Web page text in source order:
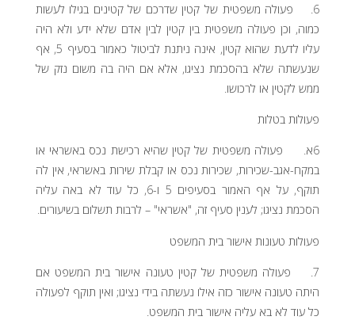
6. פעולה משפטית של קטין שדרכם של קטינים בגילו לעשות
כמוה, וכן פעולה משפטית בין קטין לבין אדם שלא ידע ולא היה
עליו לדעת שהוא קטין, אינה ניתנת לביטול כאמור בסעיף 5, אף
שנעשתה שלא בהסכמת נציגו, אלא אם היה בה משום נזק של
ממש לקטין או לרכושו.
פעולות בטלות
6א. פעולה משפטית של קטין שהיא רכישת נכס באשראי או
במקח-אגב-שכירות, שכירות נכס או קבלת שירות באשראי, אין לה
תוקף, על אף האמור בסעיפים 5 ו-6, כל עוד לא באה עליה
הסכמת נציגו; לענין סעיף זה, "אשראי" – לרבות תשלום בשיעורים.
פעולות טעונות אישור בית המשפט
7. פעולה משפטית של קטין טעונה אישור בית המשפט אם
היתה טעונה אישור כזה אילו נעשתה בידי נציגו; ואין תוקף לפעולה
כל עוד לא בא עליה אישור בית המשפט.